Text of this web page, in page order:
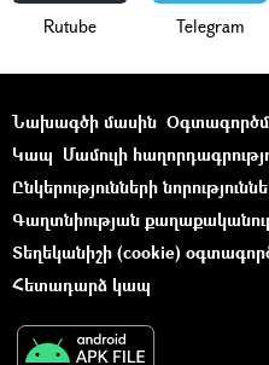
Rutube Telegram
Նախագծի մասին
Կապ Մամուլի
Ընկերությունների
Գաղտնիության
Տեղեկանիշի (cookie)
Հետադարձ կապ